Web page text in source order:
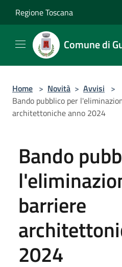
Regione Toscana
Comune di
Home > Novità > Avvisi >
Bando pubblico per
architettoniche anno 2024
Bando
barriere
2024